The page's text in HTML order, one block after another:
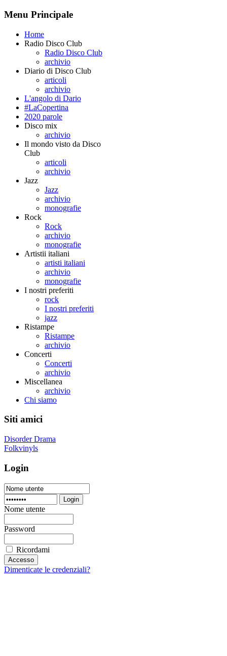
Menu Principale
Home
Radio Disco Club
Radio Disco Club
archivio
Diario di Disco Club
articoli
archivio
L'angolo di Dario
#LaCopertina
2020 parole
Disco mix
archivio
Il mondo visto da Disco
Club
articoli
archivio
Jazz
Jazz
archivio
monografie
Rock
Rock
archivio
monografie
Artistii italiani
artisti italiani
archivio
monografie
I nostri preferiti
rock
I nostri preferiti
jazz
Ristampe
Ristampe
archivio
Concerti
Concerti
archivio
Miscellanea
archivio
Chi siamo
Siti amici
Disorder Drama
Folkvinyls
Login
Login
Nome utente
Password
Ricordami
Dimenticate le credenziali?